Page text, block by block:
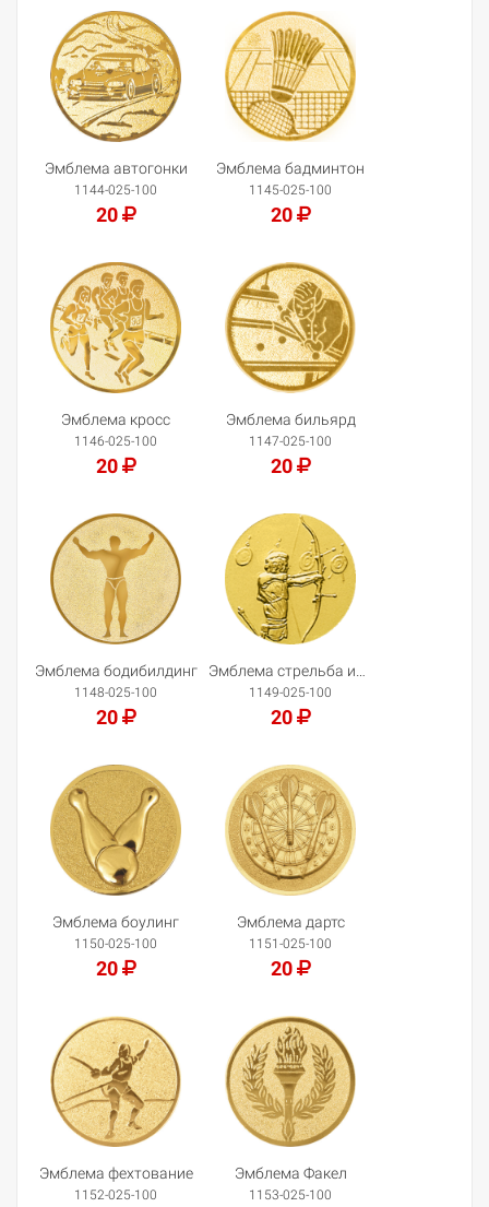
Добавить в корзину Добавить в корзину
Эмблема автогонки
1144-025-100
20
Добавить в корзину
Эмблема бадминтон
1145-025-100
20
Добавить в корзину
Эмблема кросс
1146-025-100
20
Добавить в корзину
Эмблема бильярд
1147-025-100
20
Добавить в корзину
Эмблема бодибилдинг
1148-025-100
20
Добавить в корзину
1149-025-100
20
Добавить в корзину
Эмблема боулинг
1150-025-100
20
Добавить в корзину
Эмблема дартс
1151-025-100
20
Добавить в корзину
Эмблема фехтование
1152-025-100
Эмблема Факел
1153-025-100